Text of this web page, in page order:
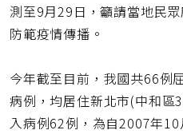
測至9月29日，籲請當地民
防範疫情傳播。
今年截至目前，我國共66例
病例，均居住新北市(中和
入病例62例，為自2007年